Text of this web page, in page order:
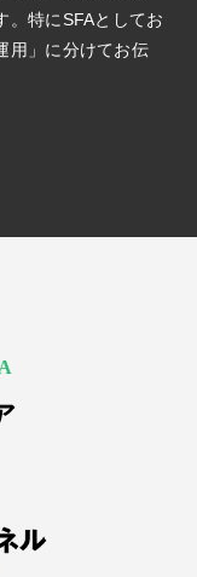
。特にSFAとしてお
用」に分けてお伝